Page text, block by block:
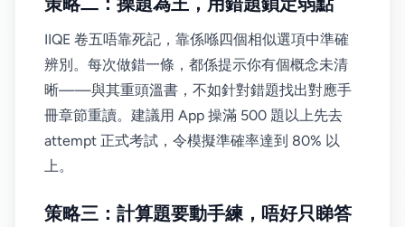
IIQE 卷五唔靠死記，靠係喺四個相似選項中準確
辨別。每次做錯一條，都係提示你有個概念未清
晰——與其重頭溫書，不如針對錯題找出對應手
冊章節重讀。建議用 App 操滿 500 題以上先去
attempt 正式考試，令模擬準確率達到 80% 以
上。
策略三：計算題要動手練，唔好只睇答